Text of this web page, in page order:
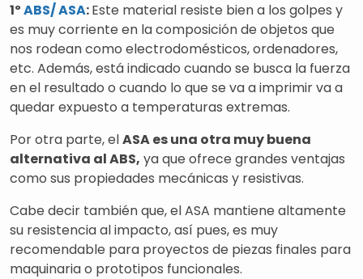
1ºABS/ASA:Este material resiste bien a los golpes y
es muy corriente en la composición de objetos que
nos rodean como electrodomésticos, ordenadores,
etc. Además,está indicado cuando se busca la fuerza
en el resultado o cuando lo que se va a imprimir va a
quedar expuesto a temperaturas extremas.
Por otra parte, elASA es una otra muy buena
alternativa al ABS, ya que ofrece grandes ventajas
como sus propiedades mecánicas y resistivas.
Cabe decir también que, el ASA mantiene altamente
su resistencia al impacto, así pues, es muy
recomendable para proyectos de piezas finales para
maquinaria o prototipos funcionales.